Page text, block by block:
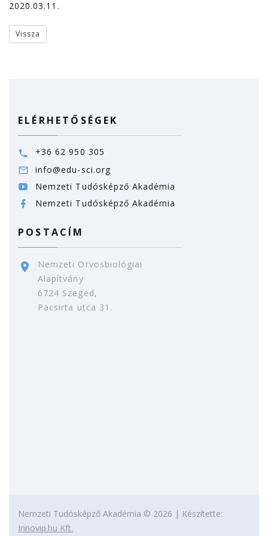
2020.03.11.
Vissza
ELÉRHETŐSÉGEK
+36 62 950 305
info@edu-sci.org
Nemzeti Tudósképző Akadémia
Nemzeti Tudósképző Akadémia
POSTACÍM
Nemzeti Orvosbiológiai
Alapítvány
6724 Szeged,
Pacsirta utca 31.
Nemzeti Tudósképző Akadémia © 2026 | Készítette:
Innovip.hu Kft.